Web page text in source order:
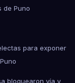
de Puno
para exponer
bloquearon vía y